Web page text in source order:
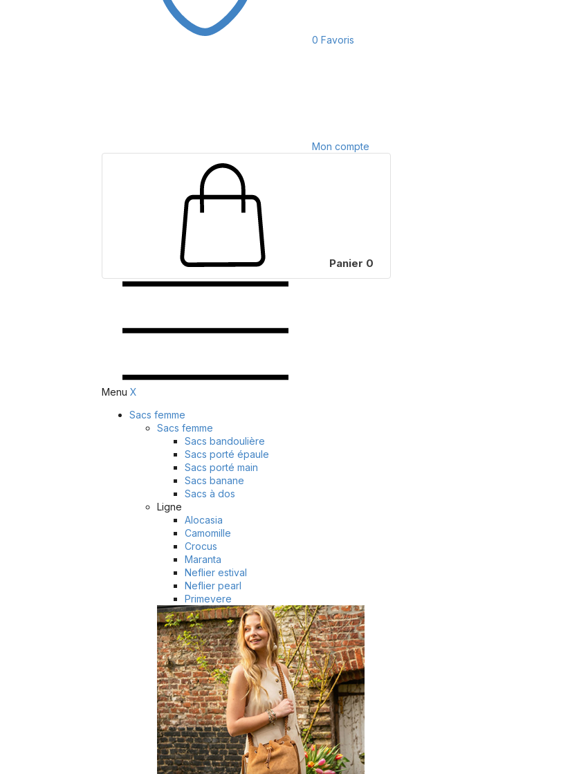
0 Favoris
Mon compte
Panier 0
Menu X
Sacs femme
Sacs femme
Sacs bandoulière
Sacs porté épaule
Sacs porté main
Sacs banane
Sacs à dos
Ligne
Alocasia
Camomille
Crocus
Maranta
Neflier estival
Neflier pearl
Primevere